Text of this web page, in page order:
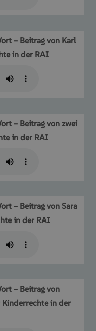
– Beitrag von Karl
in der RAI
– Beitrag von zwei
in der RAI
– Beitrag von Sara
in der RAI
– Beitrag von
Kinderrechte in der